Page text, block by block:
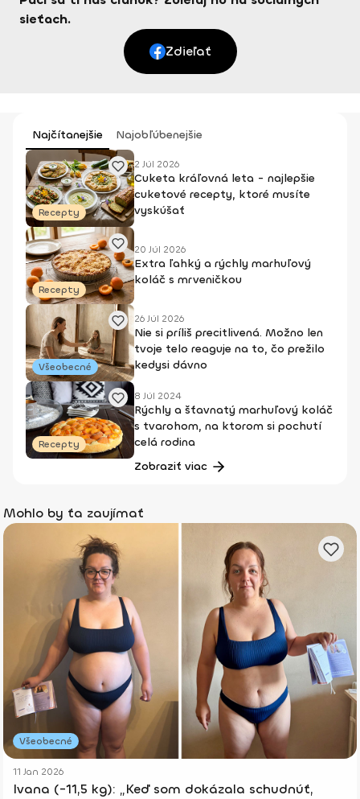
sieťach.
Zdieľať
Najčítanejšie Najobľúbenejšie
Recepty
2 Júl 2026
Cuketa kráľovná leta - najlepšie
cuketové recepty, ktoré musíte
vyskúšať
Recepty
20 Júl 2026
Extra ľahký a rýchly marhuľový
koláč s mrveničkou
Všeobecné
26 Júl 2026
Nie si príliš precitlivená. Možno len
tvoje telo reaguje na to, čo prežilo
kedysi dávno
Recepty
8 Júl 2024
Rýchly a šťavnatý marhuľový koláč
s tvarohom, na ktorom si pochutí
celá rodina
Zobraziť viac
Mohlo by ťa zaujímať
Všeobecné
11 Jan 2026
Ivana (-11,5 kg): „Keď som dokázala schudnúť,